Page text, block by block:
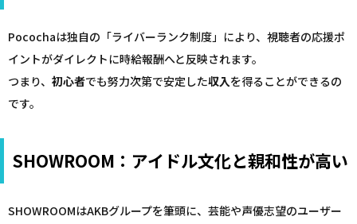
Pocochaは独自の「ライバーランク制度」により、視聴者の応援ポ
イントがダイレクトに時給報酬へと反映されます。
つまり、 初心者でも努力次第で安定した収入を得ることができるの
です。
SHOWROOM：アイドル文化と親和性が高い
SHOWROOMはAKBグループを筆頭に、芸能や声優志望のユーザー